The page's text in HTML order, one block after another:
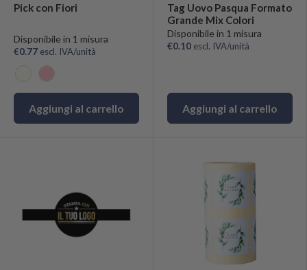
Pick con Fiori
Disponibile in 1 misura
€0.77 escl. IVA/unità
AvorioRosa
Aggiungi al carrello
Tag Uovo Pasqua Formato
Grande Mix Colori
Disponibile in 1 misura
€0.10 escl. IVA/unità
Aggiungi al carrello